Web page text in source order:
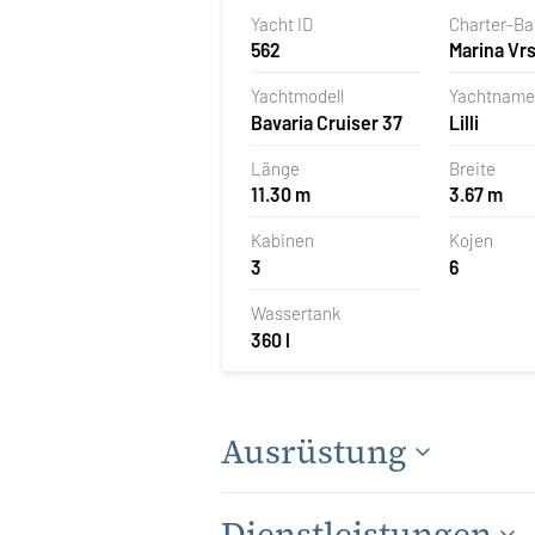
Yacht ID
562
Charter-
Marina
Yachtmodell
Bavaria Cruiser 37
Yachtname
Lilli
Länge
11.30 m
Breite
3.67 m
Kabinen
3
Kojen
6
Wassertank
360 l
Ausrüstung